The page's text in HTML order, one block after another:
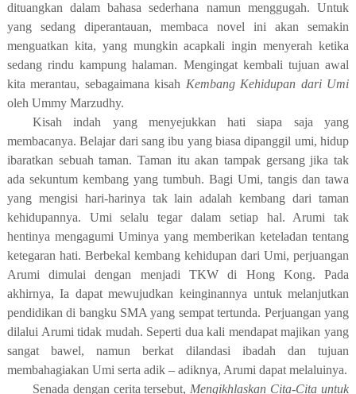
dituangkan dalam bahasa sederhana namun menggugah. Untuk
yang sedang diperantauan, membaca noveliniakansemakin
menguatkan kita, yang mungkin acapkali ingin menyerah ketika
sedang rindu kampung halaman. Mengingat kembali tujuan awal
kita merantau, sebagaimana kisah Kembang Kehidupan dari Umi
oleh Ummy Marzudhy.
Kisah indah yang menyejukkan hati siapa saja yang
membacanya. Belajar dari sang ibu yang biasa dipanggil umi, hidup
ibaratkan sebuah taman. Taman itu akan tampak gersang jika tak
ada sekuntum kembang yang tumbuh. Bagi Umi, tangis dan tawa
yang mengisi hari-harinya tak lain adalah kembang dari taman
kehidupannya. Umi selalu tegar dalam setiap hal. Arumi tak
hentinya mengagumi Uminya yang memberikan keteladan tentang
ketegaran hati. Berbekal kembang kehidupan dari Umi, perjuangan
Arumi dimulai dengan menjadi TKW di Hong Kong. Pada
akhirnya, Ia dapat mewujudkan keinginannya untuk melanjutkan
pendidikan di bangku SMA yang sempat tertunda. Perjuangan yang
dilalui Arumi tidak mudah. Seperti dua kali mendapat majikan yang
sangat bawel, namun berkat dilandasi ibadah dan tujuan
membahagiakan Umi serta adik – adiknya, Arumi dapat melaluinya.
Senada dengan cerita tersebut, Mengikhlaskan Cita-Cita untuk